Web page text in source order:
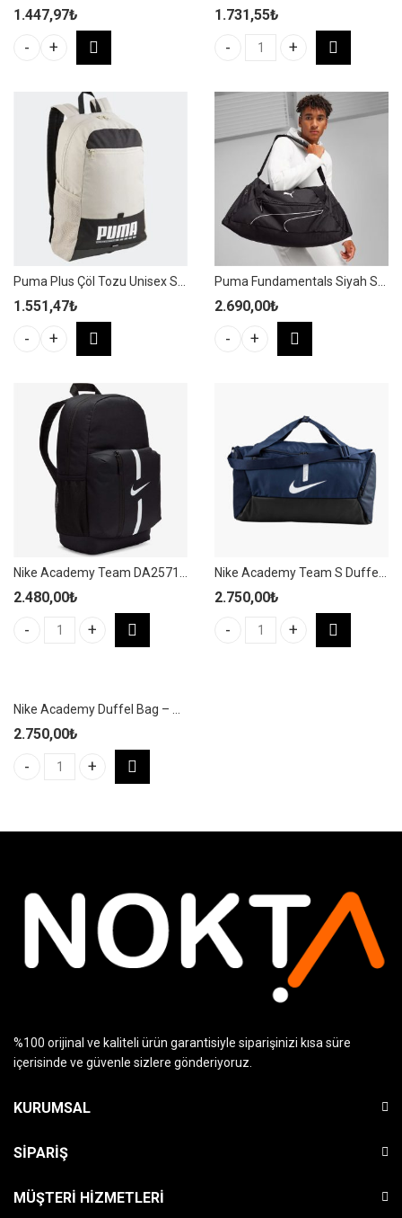
1.447,97₺
Puma Phase AOP Beyaz Unisex Spor Sırt Çantası - 079948 12 adet
1.731,55₺
Puma Plus Pembe Kadın Spor
1.551,47₺
Puma Plus Çöl Tozu Unisex Spor Sırt Çantası - 090346 05 adet
2.690,00₺
Puma Fundamentals Siyah
2.480,00₺
Nike Academy Team DA2571-010 Siyah Sırt Çantası (22 L) adet
2.750,00₺
Nike Academy Team S Duffel
2.750,00₺
Nike Academy Duffel Bag - Unisex 41 L Lacivert Spor Çantası -
%100 orijinal ve kaliteli ürün garantisiyle siparişinizi kısa süre
içerisinde ve güvenle sizlere gönderiyoruz.
KURUMSAL
SIPARIŞ
MÜŞTERI HIZMETLERI